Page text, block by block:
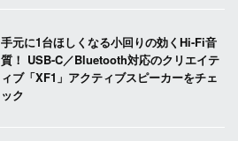
手元に1台ほしくなる小回りの効くHi-Fi音
質！ USB-C／Bluetooth対応のクリエイテ
ィブ「XF1」アクティブスピーカーをチェ
ック